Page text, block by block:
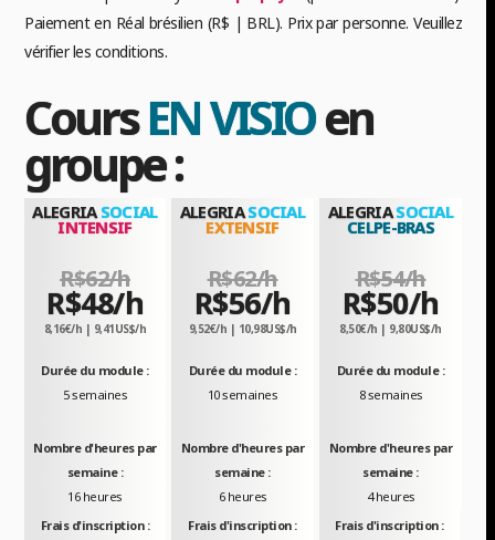
Paiement en Réal brésilien (R$ | BRL). Prix par personne. Veuillez
vérifier les conditions.
CoursEN VISIOen
groupe :
ALEGRIASOCIAL
INTENSIF
ALEGRIASOCIAL
EXTENSIF
ALEGRIASOCIAL
CELPE-BRAS
R$62/h R$62/h R$54/h
R$48/h
8,16€/h | 9,41US$/h
R$56/h
9,52€/h | 10,98US$/h
R$50/h
8,50€/h | 9,80US$/h
Durée du module :
5 semaines
Durée du module :
10 semaines
Durée du module :
8 semaines
Nombre d'heures par
semaine :
16 heures
Nombre d'heures par
semaine :
6 heures
Nombre d'heures par
semaine :
4 heures
Frais d'inscription :
Frais d'inscription :
Frais d'inscription :